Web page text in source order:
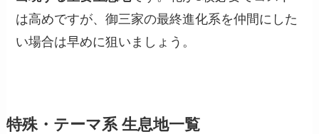
は高めですが、御三家の最終進化系を仲間にした
い場合は早めに狙いましょう。
特殊・テーマ系 生息地一覧